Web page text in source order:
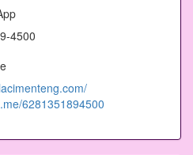
4500
6281351894500